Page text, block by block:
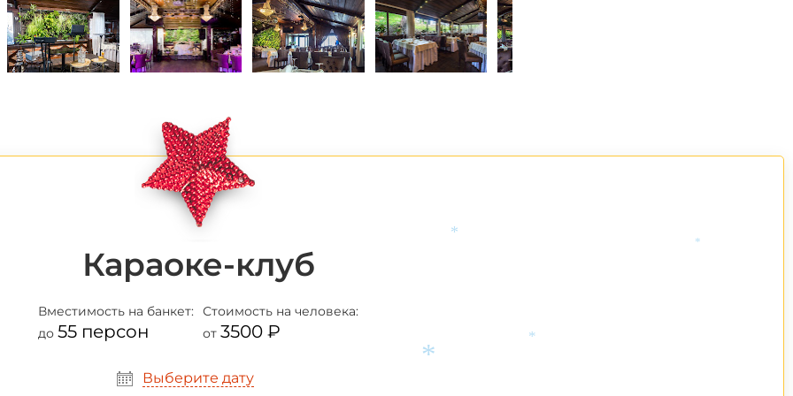
Караоке-клуб
Вместимость на банкет:
до 55 персон
Стоимость на человека:
от 3500 ₽
Выберите дату